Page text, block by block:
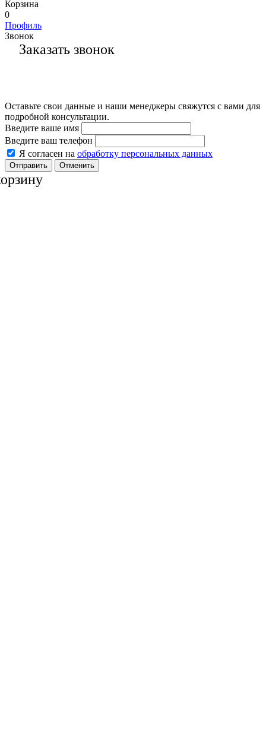
Корзина
0
Профиль
Звонок
Заказать звонок
Оставьте свои данные и наши менеджеры свяжутся с вами для
подробной консультации.
Введите ваше имя
Введите ваш телефон
Я согласен на обработку персональных данных
Отменить